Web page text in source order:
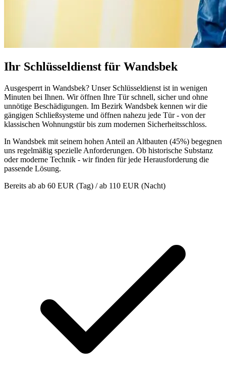
Ihr Schlüsseldienst für Wandsbek
Ausgesperrt in Wandsbek? Unser Schlüsseldienst ist in wenigen
Minuten bei Ihnen. Wir öffnen Ihre Tür schnell, sicher und ohne
unnötige Beschädigungen. Im Bezirk Wandsbek kennen wir die
gängigen Schließsysteme und öffnen nahezu jede Tür - von der
klassischen Wohnungstür bis zum modernen Sicherheitsschloss.
In Wandsbek mit seinem hohen Anteil an Altbauten (45%) begegnen
uns regelmäßig spezielle Anforderungen. Ob historische Substanz
oder moderne Technik - wir finden für jede Herausforderung die
passende Lösung.
Bereits ab ab 60 EUR (Tag) / ab 110 EUR (Nacht)